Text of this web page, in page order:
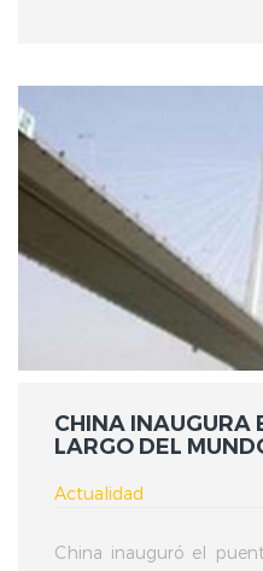
CHINA INAUGURA
LARGO DEL
Actualidad
China inauguró el